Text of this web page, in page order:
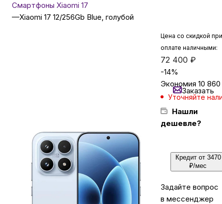
Красота и здоровье
Сумки и чемоданы
Для дома и дачи
LEGO
Для домашних питомцев
Смартфоны Xiaomi 17
—Xiaomi 17 12/256Gb Blue, голубой
Цена со скидкой при
оплате наличными:
72 400 ₽
-14%
Экономия 10 860
Уточняйте
Нашли
дешевле?
Заказать
Кредит от 3470
₽/мес
Задайте вопрос
в мессенджер